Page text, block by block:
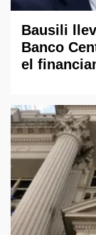
Bausili
Banco
el